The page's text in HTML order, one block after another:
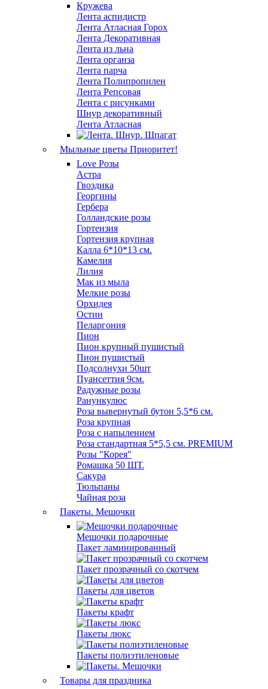
Кружева
Лента аспидистр
Лента Атласная Горох
Лента Декоративная
Лента из льна
Лента органза
Лента парча
Лента Полипропилен
Лента Репсовая
Лента с рисунками
Шнур декоративный
Лента Атласная
Мыльные цветы Приоритет!
Love Розы
Астра
Гвоздика
Георгины
Гербера
Голландские розы
Гортензия
Гортензия крупная
Калла 6*10*13 см.
Камелия
Лилия
Мак из мыла
Мелкие розы
Орхидея
Остин
Пеларгония
Пион
Пион крупный пушистый
Пион пушистый
Подсолнухи 50шт
Пуансеттия 9см.
Радужные розы
Ранункулюс
Роза вывернутый бутон 5,5*6 см.
Роза крупная
Роза с напылением
Роза стандартная 5*5,5 см. PREMIUM
Розы "Корея"
Ромашка 50 ШТ.
Сакура
Тюльпаны
Чайная роза
Пакеты. Мешочки
Мешочки подарочные
Пакет ламинированный
Пакет прозрачный со скотчем
Пакеты для цветов
Пакеты крафт
Пакеты люкс
Пакеты полиэтиленовые
Товары для праздника